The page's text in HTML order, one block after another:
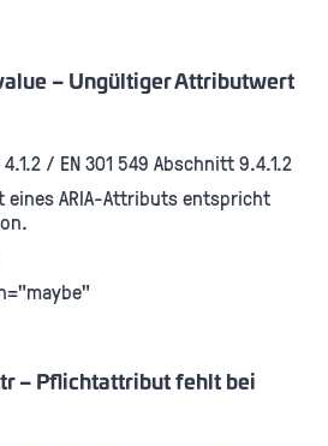
– Ungültiger Attributwert
4.1.2 / EN 301 549 Abschnitt 9.4.1.2
eines ARIA-Attributs entspricht
– Pflichtattribut fehlt bei